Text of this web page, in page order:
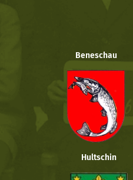
Beneschau
Hultschin